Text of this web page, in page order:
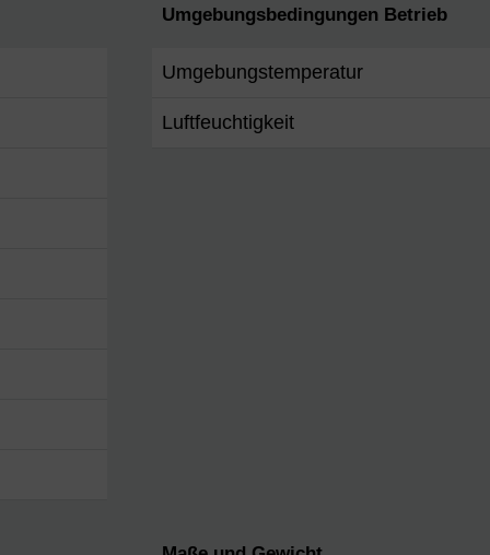
Umgebungsbedingungen Betrieb
Umgebungstemperatur
Luftfeuchtigkeit